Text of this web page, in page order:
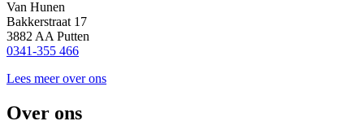
Van Hunen
Bakkerstraat 17
3882 AA Putten
0341-355 466
Lees meer over ons
Over ons